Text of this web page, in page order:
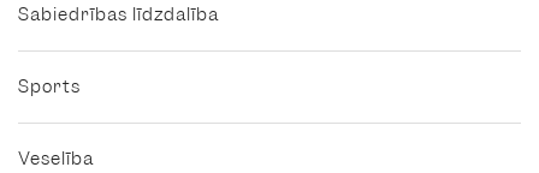
Sabiedrības līdzdalība
Sports
Veselība